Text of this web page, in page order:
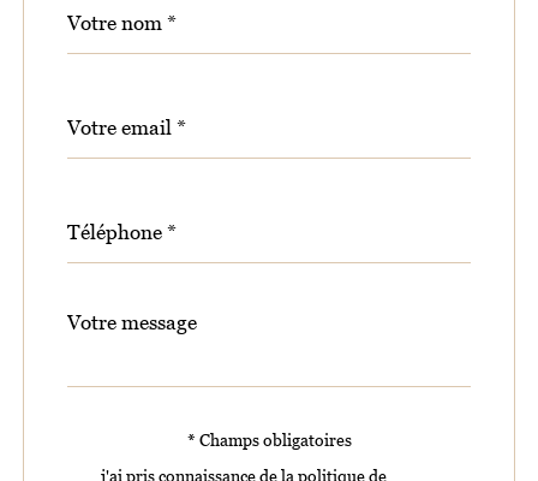
*
*
*
Fieldset
défaut
Message
*
Validation* Champs obligatoires
j'ai pris connaissance de la politique de